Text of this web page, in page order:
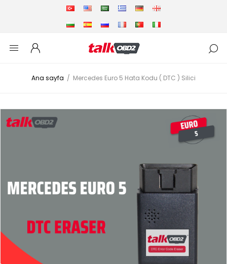
Ana sayfa / Mercedes Euro 5 Hata Kodu ( DTC ) Silici